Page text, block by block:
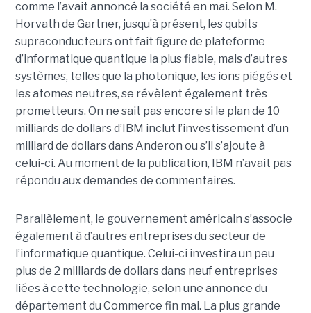
comme l’avait annoncé la société en mai. Selon M.
Horvath de Gartner, jusqu’à présent, les qubits
supraconducteurs ont fait figure de plateforme
d’informatique quantique la plus fiable, mais d’autres
systèmes, telles que la photonique, les ions piégés et
les atomes neutres, se révèlent également très
prometteurs. On ne sait pas encore si le plan de 10
milliards de dollars d’IBM inclut l’investissement d’un
milliard de dollars dans Anderon ou s’il s’ajoute à
celui-ci. Au moment de la publication, IBM n’avait pas
répondu aux demandes de commentaires.
Parallèlement, le gouvernement américain s’associe
également à d’autres entreprises du secteur de
l’informatique quantique. Celui-ci investira un peu
plus de 2 milliards de dollars dans neuf entreprises
liées à cette technologie, selon une annonce du
département du Commerce fin mai. La plus grande